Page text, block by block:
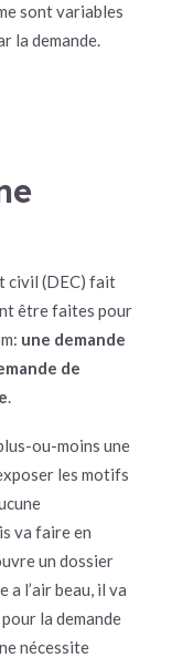
sont variables
la demande.
civil (DEC) fait
être faites pour
une demande
de
.
ou-moins une
les motifs
va faire en
un dossier
a l’air beau, il va
la demande
nécessite